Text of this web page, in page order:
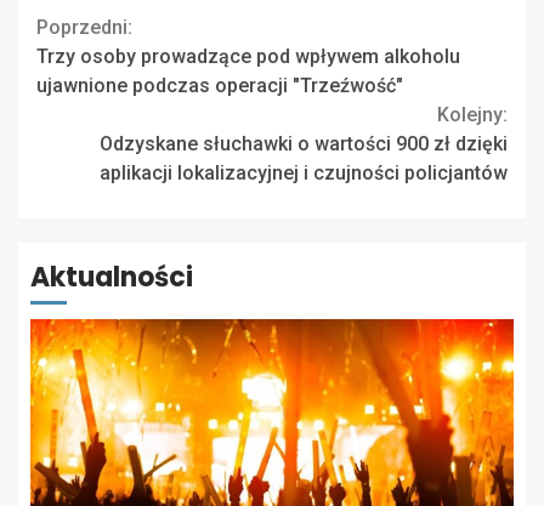
Continue
Reading
Poprzedni:
Trzy osoby prowadzące pod wpływem alkoholu
ujawnione podczas operacji "Trzeźwość"
Kolejny:
Odzyskane słuchawki o wartości 900 zł dzięki
aplikacji lokalizacyjnej i czujności policjantów
Aktualności